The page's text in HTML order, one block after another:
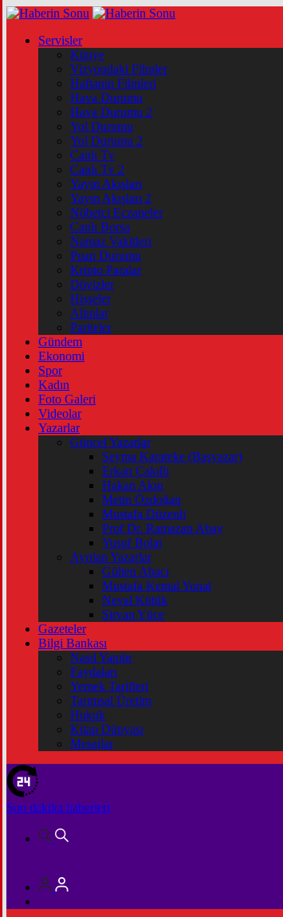
Servisler
Künye
Vizyondaki Filmler
Haftanin Filmleri
Hava Durumu
Hava Durumu 2
Yol Durumu
Yol Durumu 2
Canlı Tv
Canlı Tv 2
Yayın Akışları
Yayın Akışları 2
Nöbetçi Eczaneler
Canlı Borsa
Namaz Vakitleri
Puan Durumu
Kripto Paralar
Dövizler
Hisseler
Altınlar
Pariteler
Gündem
Ekonomi
Spor
Kadın
Foto Galeri
Videolar
Yazarlar
Güncel Yazarlar
Şeyma Karateke (Başyazar)
Erkan Çakıllı
Hakan Akın
Metin Özdoğan
Mustafa Düzenli
Prof Dr. Ramazan Abay
Yusuf Bolat
Ayrılan Yazarlar
Gülten Abacı
Mustafa Kemal Yonat
Neval Kütük
Şirvan Yüce
Gazeteler
Bilgi Bankası
Nasıl Yapılır
Faydaları
Yemek Tarifleri
Tarımsal Üretim
Hukuk
Kitap Dünyası
Mesajlar
Son dakika haberleri